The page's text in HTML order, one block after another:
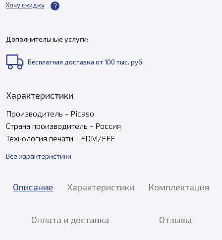
Хочу скидку
Дополнительные услуги:
Бесплатная доставка от 100 тыс. руб.
Характеристики
Производитель - Picaso
Страна производитель - Россия
Технология печати - FDM/FFF
Все характеристики
Описание Характеристики Комплектация
Оплата и доставка Отзывы